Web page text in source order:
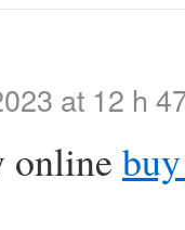
at 12 h
online